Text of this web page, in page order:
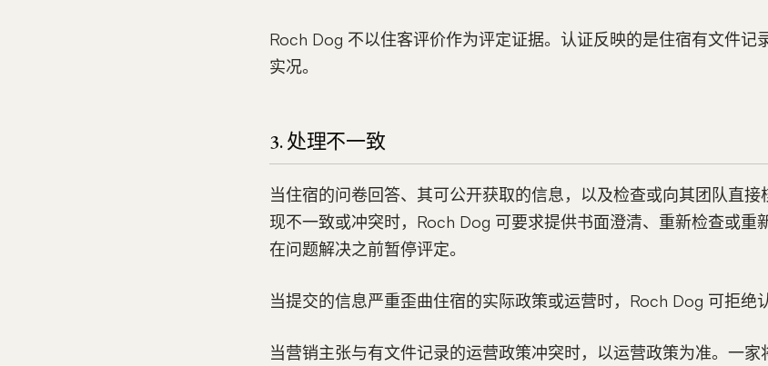
Roch Dog 不以住客评价作为评定证据。认证反映的是住宿有文件记
实况。
3. 处理不一致
当住宿的问卷回答、其可公开获取的信息，以及检查或向其团队直接
现不一致或冲突时，Roch Dog 可要求提供书面澄清、重新检查或重
在问题解决之前暂停评定。
当提交的信息严重歪曲住宿的实际政策或运营时，Roch Dog 可拒绝
当营销主张与有文件记录的运营政策冲突时，以运营政策为准。一